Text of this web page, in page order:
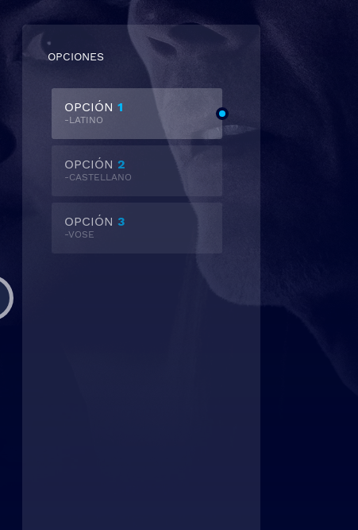
OPCIONES
OPCIÓN 1
-LATINO
OPCIÓN 2
-CASTELLANO
OPCIÓN 3
-VOSE